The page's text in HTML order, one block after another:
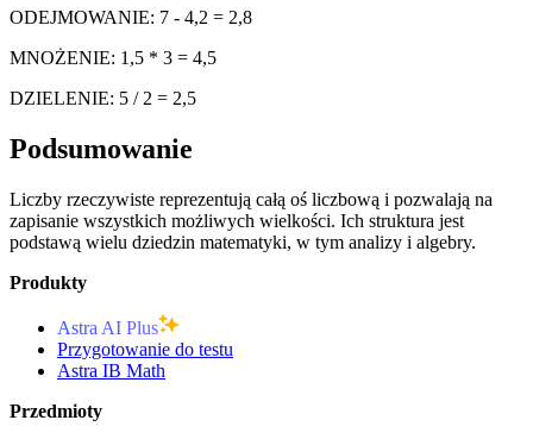
ODEJMOWANIE: 7 - 4,2 = 2,8
MNOŻENIE: 1,5 * 3 = 4,5
DZIELENIE: 5 / 2 = 2,5
Podsumowanie
Liczby rzeczywiste reprezentują całą oś liczbową i pozwalają na
zapisanie wszystkich możliwych wielkości. Ich struktura jest
podstawą wielu dziedzin matematyki, w tym analizy i algebry.
Produkty
Astra AI Plus
Przygotowanie do testu
Astra IB Math
Przedmioty